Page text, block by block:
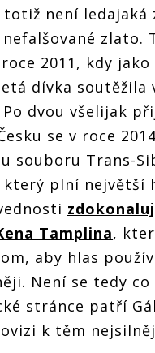
totiž není ledajaká
zlato.
2011, kdy jako
dívka soutěžila
dvou všelijak
se v roce
souboru Trans-
plní největší
Tamplina,
aby hlas
Není se tedy
stránce patří
k těm